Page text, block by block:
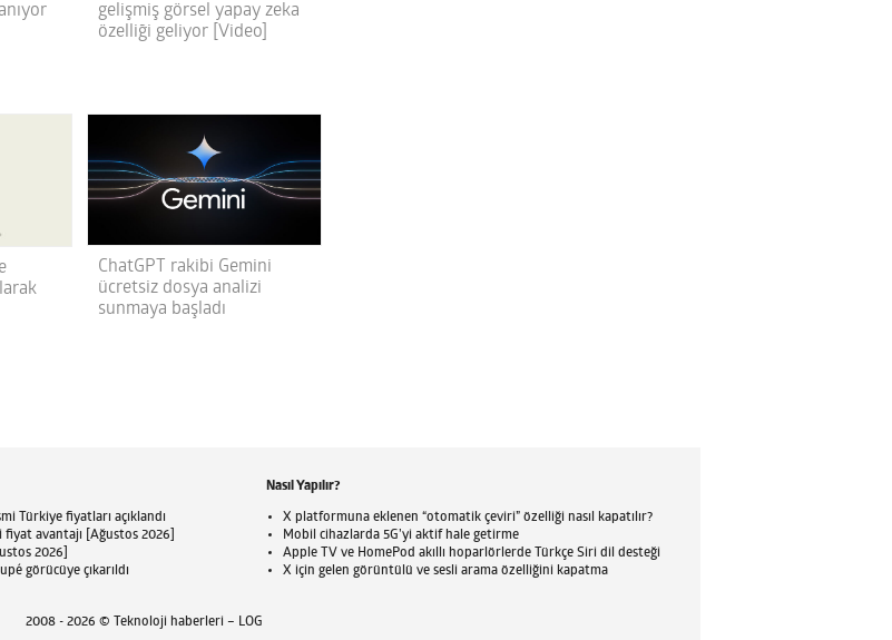
gelişmiş görsel yapay zeka
özelliği geliyor [Video]
ChatGPT rakibi Gemini
ücretsiz dosya analizi
sunmaya başladı
Türkiye fiyatları açıklandı
avantajı [Ağustos 2026]
2026]
görücüye çıkarıldı
Nasıl Yapılır?
X platformuna eklenen “otomatik çeviri” özelliği nasıl kapatılır?
Mobil cihazlarda 5G’yi aktif hale getirme
Apple TV ve HomePod akıllı hoparlörlerde Türkçe Siri dil desteği
X için gelen görüntülü ve sesli arama özelliğini kapatma
2008 - 2026 © Teknoloji haberleri – LOG